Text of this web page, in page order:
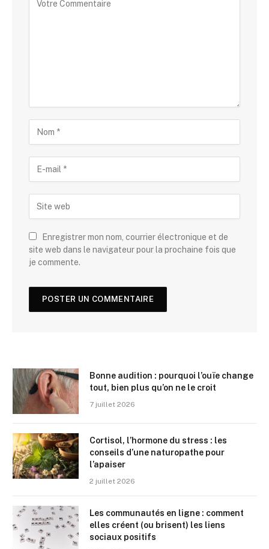
Enregistrer mon nom, courrier électronique et de
site web dans le navigateur pour la prochaine fois que
je commente.
Bonne audition : pourquoi l’ouïe change
tout, bien plus qu’on ne le croit
7 juillet 2026
Cortisol, l’hormone du stress : les
conseils d’une naturopathe pour
l’apaiser
2 juillet 2026
Les communautés en ligne : comment
elles créent (ou brisent) les liens
sociaux positifs